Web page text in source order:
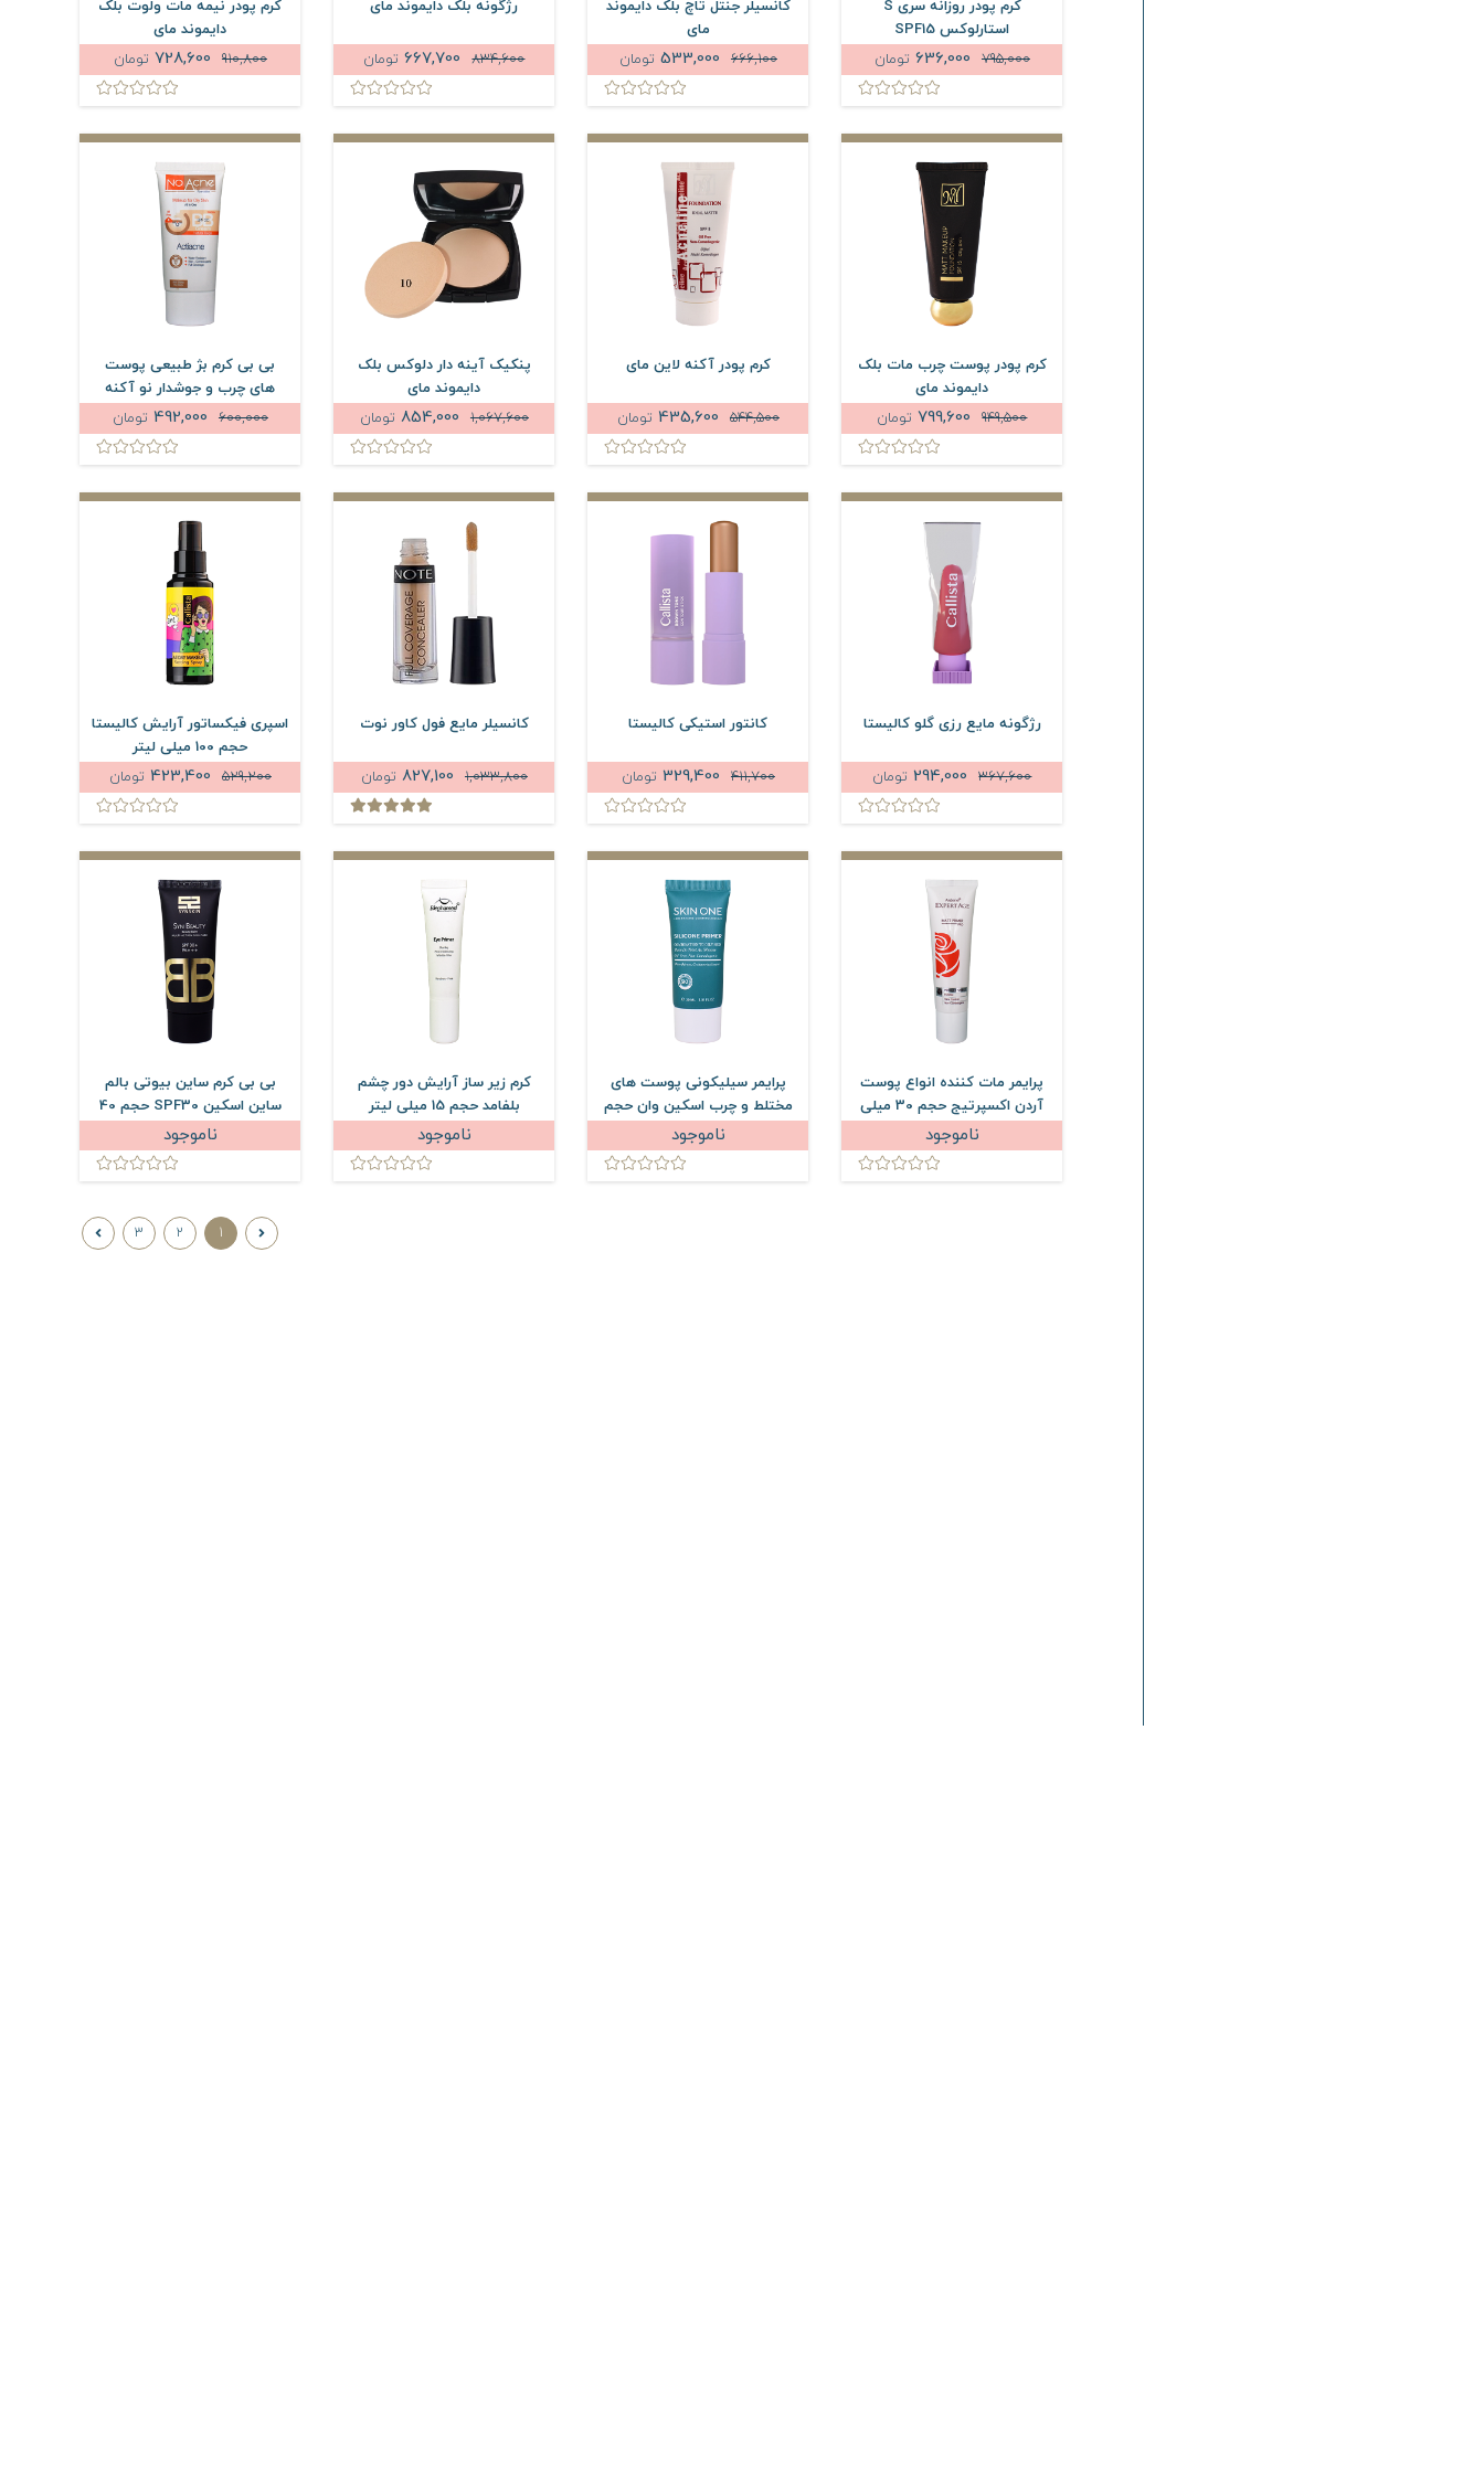
کرم پودر روزانه سری S
استارلوکس SPF15
795,000
تومان
کانسیلر جنتل تاچ بلک دایموند
مای
666,100
تومان
رژگونه بلک دایموند مای
834,600 تومان
کرم پودر نیمه مات ولوت بلک
دایموند مای
910,800
تومان
کرم پودر پوست چرب مات بلک
دایموند مای
949,500
تومان
کرم پودر آکنه لاین مای
544,500 تومان
پنکیک آینه دار دلوکس بلک
دایموند مای
1,067,600
تومان
بی بی کرم بژ طبیعی پوست
های چرب و جوشدار نو آکنه
SPF20 حجم 40 میلی لیتر
600,000 تومان
رژگونه مایع رزی گلو کالیستا
367,600 تومان
کانتور استیکی کالیستا
411,700 تومان
کانسیلر مایع فول کاور نوت
1,033,800 تومان
اسپری فیکساتور آرایش کالیستا
حجم 100 میلی لیتر
529,200
تومان
پرایمر مات کننده انواع پوست
آردن اکسپرتیج حجم 30 میلی
لیتر
ناموجود
پرایمر سیلیکونی پوست های
مختلط و چرب اسکین وان حجم
30 میلی لیترناموجود
کرم زیر ساز آرایش دور چشم
بلفامد حجم 15 میلی لیتر
ناموجود
بی بی کرم ساین بیوتی بالم
ساین اسکین SPF30 حجم 40
میلی لیتر
ناموجود
1
2
3